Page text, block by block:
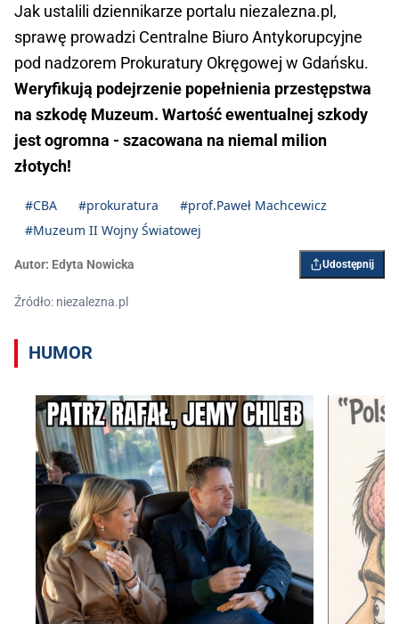
Jak ustalili dziennikarze portalu niezalezna.pl,
sprawę prowadzi Centralne Biuro Antykorupcyjne
pod nadzorem Prokuratury Okręgowej w Gdańsku.
Weryfikują podejrzenie popełnienia przestępstwa
na szkodę Muzeum. Wartość ewentualnej szkody
jest ogromna - szacowana na niemal milion
złotych!
#CBA #prokuratura
#prof.Paweł Machcewicz
#Muzeum II Wojny Światowej
Autor: Edyta Nowicka Udostępnij
Źródło: niezalezna.pl
HUMOR